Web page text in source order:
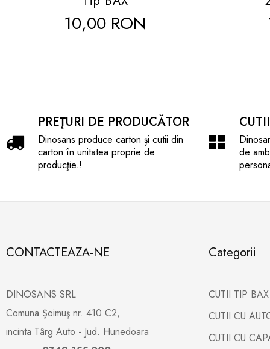
10,00 RON
PREŢURI DE PRODUCĂTOR
Dinosans produce carton și cutii din
carton în unitatea proprie de
producţie.!
de
CONTACTEAZA-NE
DINOSANS SRL
Comuna Şoimuş nr. 410 C2,
incinta Târg Auto - Jud. Hunedoara
Categorii
CUTII TIP
CUTII CU
CUTII CU